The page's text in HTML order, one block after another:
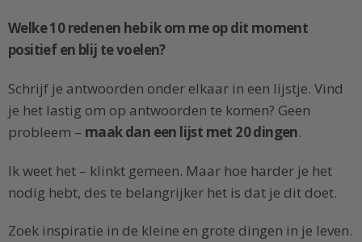
Welke 10 redenen heb ik om me op dit moment
positief en blij te voelen?
Schrijf je antwoorden onder elkaar in een lijstje. Vind
je het lastig om op antwoorden te komen? Geen
probleem – maak dan een lijst met 20 dingen.
Ik weet het – klinkt gemeen. Maar hoe harder je het
nodig hebt, des te belangrijker het is dat je dit doet.
Zoek inspiratie in de kleine en grote dingen in je leven.